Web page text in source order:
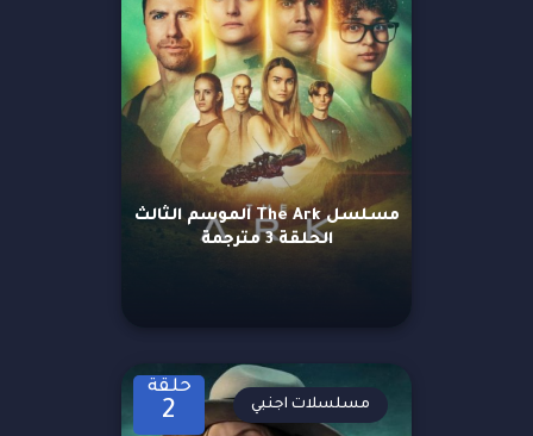
مسلسل The Ark الموسم الثالث
الحلقة 3 مترجمة
حلقة
2 مسلسلات اجنبي